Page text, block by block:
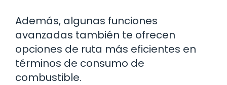
Además, algunas funciones
avanzadas también te ofrecen
opciones de ruta más eficientes en
términos de consumo de
combustible.